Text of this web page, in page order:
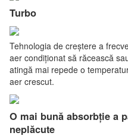
Turbo
Tehnologia de creștere a
aer condiționat să răcească
atingă mai repede o
aer crescut.
O mai bună absorbție a
neplăcute